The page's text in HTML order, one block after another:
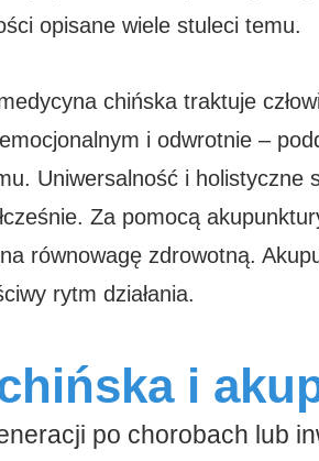
opisane wiele stuleci temu.
chińska traktuje
i odwrotnie –
Uniwersalność i holistyczne
Za pomocą
równowagę zdrowotną.
rytm działania.
i
po chorobach lub